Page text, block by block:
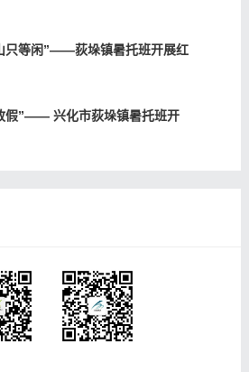
只等闲”——荻垛镇暑托班开展红
假”—— 兴化市荻垛镇暑托班开